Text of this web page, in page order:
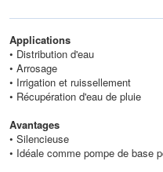
Applications
• Distribution d'eau
• Arrosage
• Irrigation et ruissellement
• Récupération d'eau de pluie
Avantages
• Silencieuse
• Idéale comme pompe de base